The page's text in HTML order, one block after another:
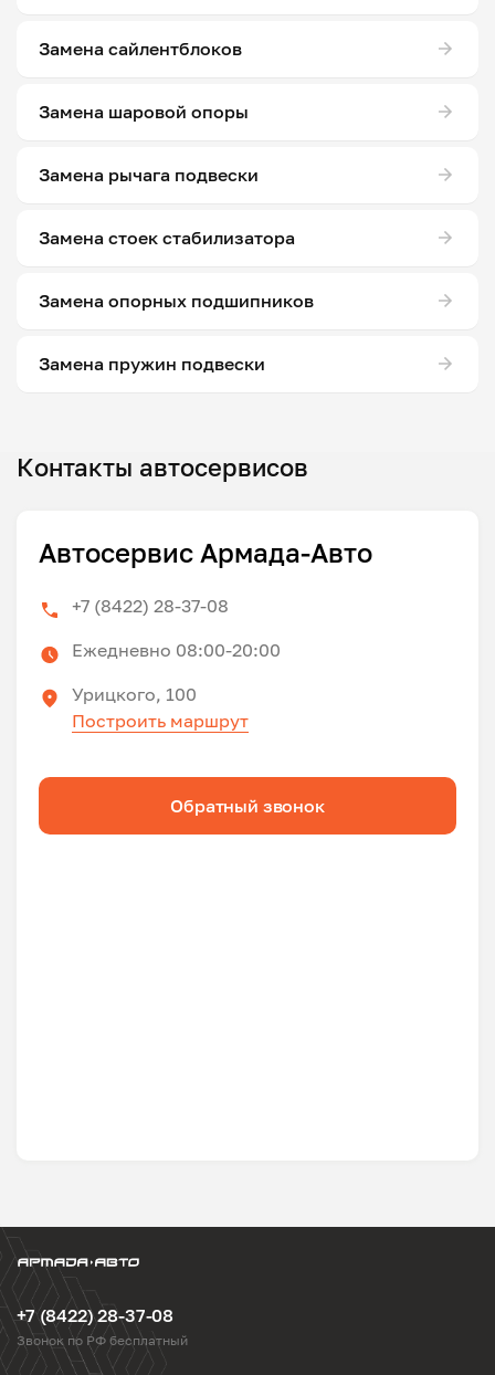
Замена сайлентблоков
Замена шаровой опоры
Замена рычага подвески
Замена стоек стабилизатора
Замена опорных подшипников
Замена пружин подвески
Контакты автосервисов
Автосервис Армада-Авто
+7 (8422) 28-37-08
Ежедневно 08:00-20:00
Урицкого, 100
Построить маршрут
Обратный звонок
+7 (8422) 28-37-08
Звонок по РФ бесплатный